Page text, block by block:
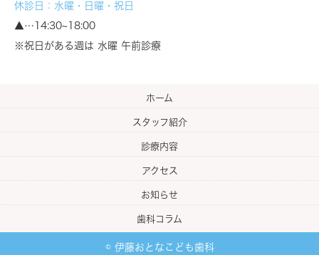
休診日：水曜・日曜・祝日
▲…14:30~18:00
※祝日がある週は 水曜 午前診療
ホーム
スタッフ紹介
診療内容
アクセス
お知らせ
歯科コラム
© 伊藤おとなこども歯科